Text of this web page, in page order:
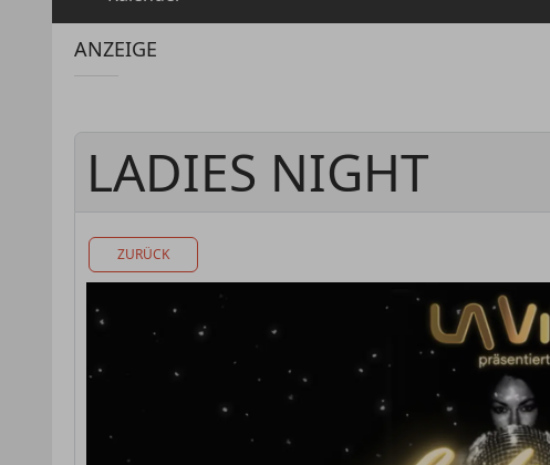
ANZEIGE
LADIES NIGHT
ZURÜCK